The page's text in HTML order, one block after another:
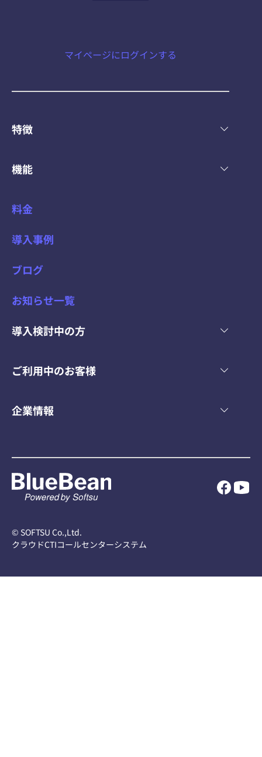
マイページにログインする
特徴
機能
料金
導入事例
ブログ
お知らせ一覧
導入検討中の方
ご利用中のお客様
企業情報
© SOFTSU Co.,Ltd.
クラウドCTIコールセンターシステム